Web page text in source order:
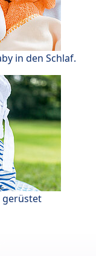
in den Schlaf.
gerüstet